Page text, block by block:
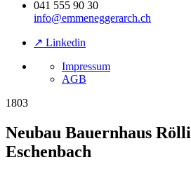
041 555 90 30
info@emmeneggerarch.ch
↗ Linkedin
Impressum
AGB
1803
Neubau Bauernhaus Rölli
Eschenbach